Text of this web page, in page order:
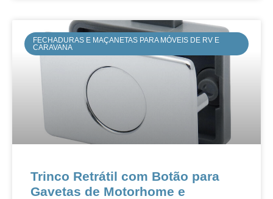
FECHADURAS E MAÇANETAS PARA MÓVEIS DE RV E
CARAVANA
Trinco Retrátil com Botão para
Gavetas de Motorhome e